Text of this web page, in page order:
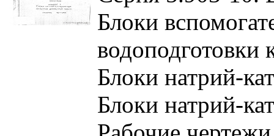
Блоки
водоподготовки
Блоки натрий-
Блоки натрий-